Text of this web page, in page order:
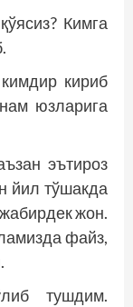
Кимга
кириб
юзларига
эътироз
йил тўшакда
жон.
файз,
тушдим.